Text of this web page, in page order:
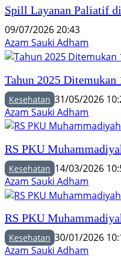
Spill Layanan Paliatif
09/07/2026 20:43
Azam Sauki Adham
Tahun 2025 Ditemukan
Kesehatan 31/05/2026
Azam Sauki Adham
RS PKU
Kesehatan 14/03/2026
Azam Sauki Adham
RS PKU
Kesehatan 30/01/2026
Azam Sauki Adham